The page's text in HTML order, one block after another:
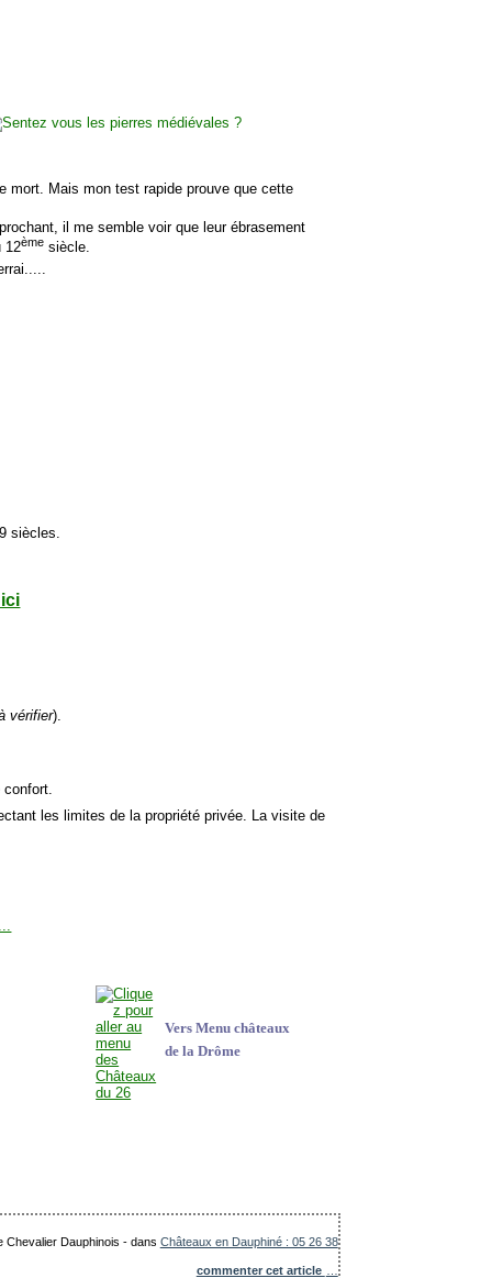
mort. Mais mon test rapide prouve que cette
il me semble voir que leur ébrasement
12ème siècle.
siècles.
vérifier).
confort.
les limites de la propriété privée. La visite de
Vers Menu châteaux
de la Drôme
Chevalier Dauphinois -dans Châteaux en Dauphiné : 05 26 38
commenter cet article